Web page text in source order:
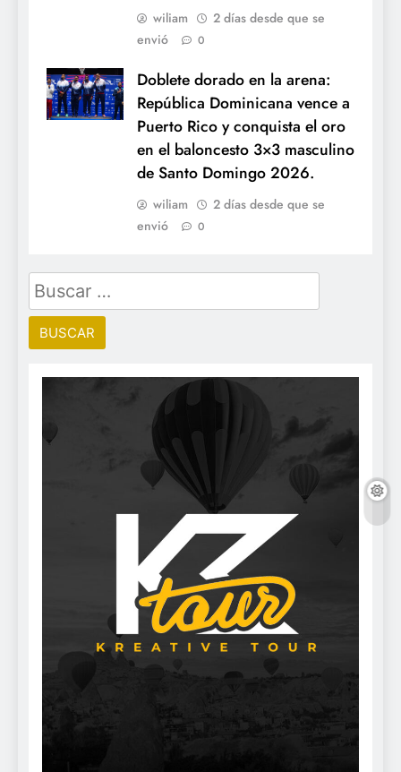
wiliam
2 días desde que se
envió
0
Doblete dorado en la arena:
República Dominicana vence a
Puerto Rico y conquista el oro
en el baloncesto 3×3 masculino
de Santo Domingo 2026.
wiliam
2 días desde que se
envió
0
Buscar: